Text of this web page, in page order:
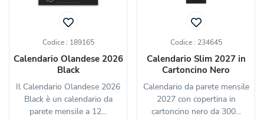
Codice : 189165
Calendario Olandese 2026
Black
Il Calendario Olandese 2026
Black è un calendario da
parete mensile a 12...
Codice : 234645
Calendario Slim 2027 in
Cartoncino Nero
Calendario da parete mensile
2027 con copertina in
cartoncino nero da 300...